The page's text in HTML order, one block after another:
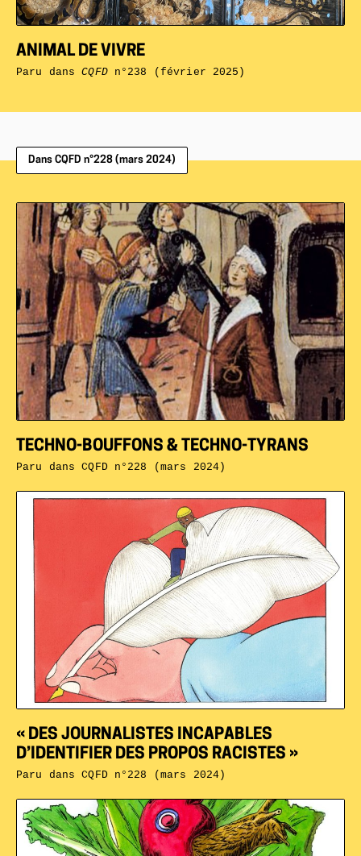
ANIMAL DE VIVRE
Paru dansCQFDn°238 (février 2025)
Dans CQFD n°228 (mars 2024)
« DES JOURNALISTES INCAPABLES
D’IDENTIFIER DES PROPOS RACISTES »
Paru dansCQFD n°228 (mars 2024)
TECHNO-BOUFFONS & TECHNO-TYRANS
Paru dansCQFD n°228 (mars 2024)